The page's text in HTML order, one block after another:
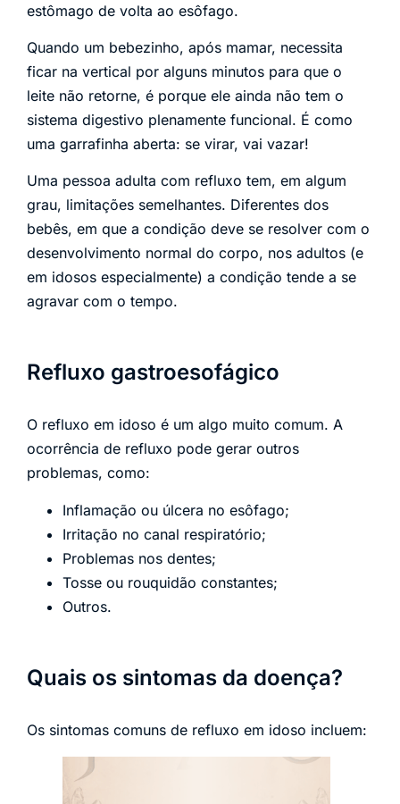
estômago de volta ao esôfago.
Quando um bebezinho, após mamar, necessita
ficar na vertical por alguns minutos para que o
leite não retorne, é porque ele ainda não tem o
sistema digestivo plenamente funcional. É como
uma garrafinha aberta: se virar, vai vazar!
Uma pessoa adulta com refluxo tem, em algum
grau, limitações semelhantes. Diferentes dos
bebês, em que a condição deve se resolver com o
desenvolvimento normal do corpo, nos adultos (e
em idosos especialmente) a condição tende a se
agravar com o tempo.
Refluxo gastroesofágico
O refluxo em idoso é um algo muito comum. A
ocorrência de refluxo pode gerar outros
problemas, como:
Inflamação ou úlcera no esôfago;
Irritação no canal respiratório;
Problemas nos dentes;
Tosse ou rouquidão constantes;
Outros.
Quais os sintomas da doença?
Os sintomas comuns de refluxo em idoso incluem: